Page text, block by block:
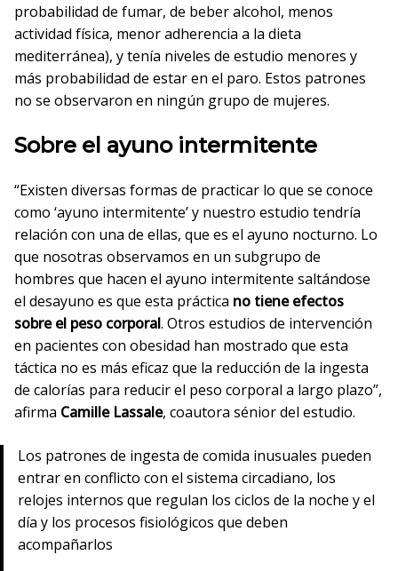
probabilidad de fumar, de beber alcohol, menos
actividad física, menor adherencia a la dieta
mediterránea), y tenía niveles de estudio menores y
más probabilidad de estar en el paro. Estos patrones
no se observaron en ningún grupo de mujeres.
Sobre el ayuno intermitente
“Existen diversas formas de practicar lo que se conoce
como ‘ayuno intermitente’ y nuestro estudio tendría
relación con una de ellas, que es el ayuno nocturno. Lo
que nosotras observamos en un subgrupo de
hombres que hacen el ayuno intermitente saltándose
el desayuno es que esta práctica no tiene efectos
sobre el peso corporal. Otros estudios de intervención
en pacientes con obesidad han mostrado que esta
táctica no es más eficaz que la reducción de la ingesta
de calorías para reducir el peso corporal a largo plazo”,
afirma Camille Lassale, coautora sénior del estudio.
Los patrones de ingesta de comida inusuales pueden
entrar en conflicto con el sistema circadiano, los
relojes internos que regulan los ciclos de la noche y el
día y los procesos fisiológicos que deben
acompañarlos